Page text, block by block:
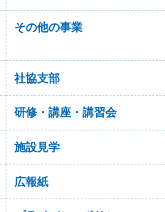
その他の事業
社協支部
研修・講座・講習会
施設見学
広報紙